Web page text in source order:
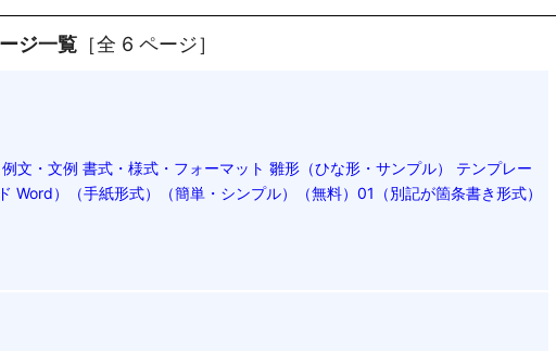
ジ一覧 ［全 6 ページ］
文・文例 書式・様式・フォーマット 雛形（ひな形・サンプル） テンプレー
Word）（手紙形式）（簡単・シンプル）（無料）01（別記が箇条書き形式）